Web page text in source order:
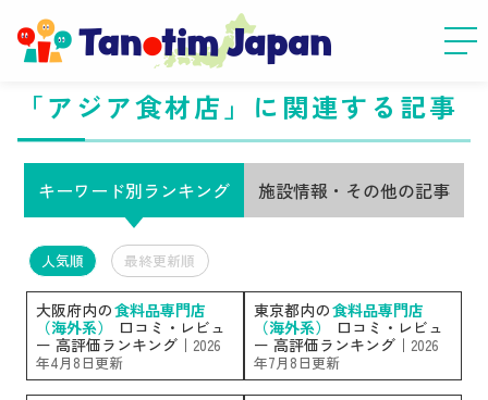
「アジア食材店」に関連する記事
キーワード別ランキング 施設情報・その他の記事
人気順 最終更新順
大阪府内の食料品専門店
（海外系）
口コミ・レビュ
ー 高評価ランキング｜ 2026
年4月8日更新
東京都内の食料品専門店
（海外系）
口コミ・レビュ
ー 高評価ランキング｜ 2026
年7月8日更新